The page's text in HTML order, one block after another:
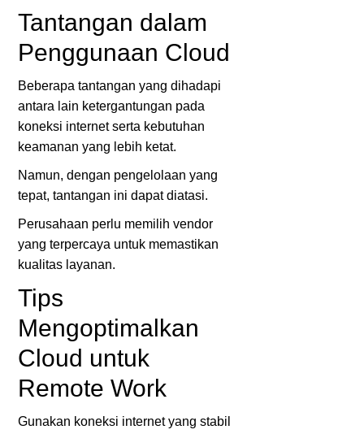
Tantangan dalam
Penggunaan Cloud
Beberapa tantangan yang dihadapi
antara lain ketergantungan pada
koneksi internet serta kebutuhan
keamanan yang lebih ketat.
Namun, dengan pengelolaan yang
tepat, tantangan ini dapat diatasi.
Perusahaan perlu memilih vendor
yang terpercaya untuk memastikan
kualitas layanan.
Tips
Mengoptimalkan
Cloud untuk
Remote Work
Gunakan koneksi internet yang stabil